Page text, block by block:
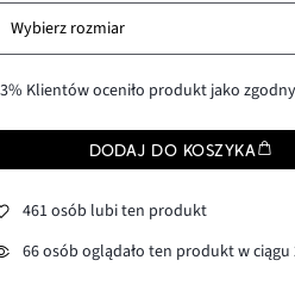
Wybierz rozmiar
Klientów oceniło produkt jako
DODAJ DO KOSZYKA
461 osób lubi ten produkt
66 osób oglądało ten produkt w ciągu